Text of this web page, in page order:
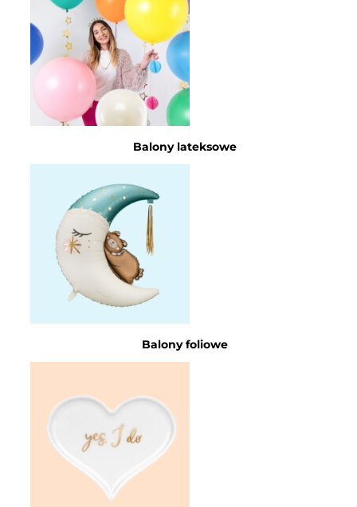
Balony lateksowe
Balony foliowe